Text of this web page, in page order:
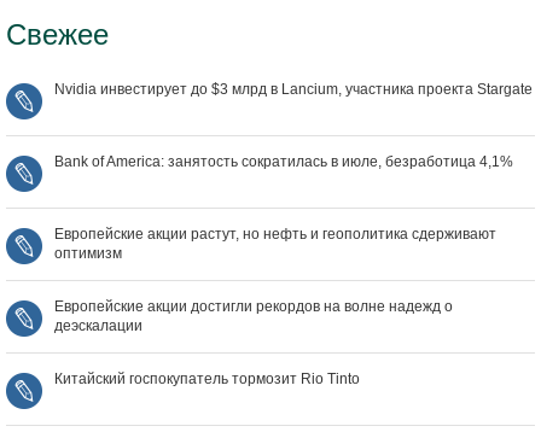
Свежее
Nvidia инвестирует до $3 млрд в Lancium, участника проекта Stargate
Bank of America: занятость сократилась в июле, безработица 4,1%
Европейские акции растут, но нефть и геополитика сдерживают
оптимизм
Европейские акции достигли рекордов на волне надежд о
деэскалации
Китайский госпокупатель тормозит Rio Tinto